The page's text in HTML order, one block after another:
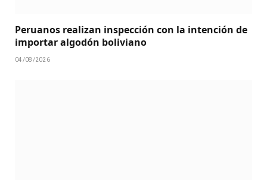
Peruanos realizan inspección con la intención de
importar algodón boliviano
04/08/2026